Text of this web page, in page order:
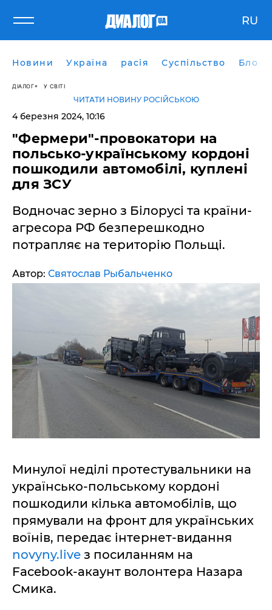
RU
Новини Україна расія Суспільство Блоги
ДІАЛОГ У СВІТІ
ЧИТАТИ НОВИНУ РОСІЙСЬКОЮ
4 березня 2024, 10:16
"Фермери"-провокатори на
польсько-українському кордоні
пошкодили автомобілі, куплені
для ЗСУ
Водночас зерно з Білорусі та країни-
агресора РФ безперешкодно
потрапляє на територію Польщі.
Автор: Святослав Рыбальченко
Минулої неділі протестувальники на
українсько-польському кордоні
пошкодили кілька автомобілів, що
прямували на фронт для українських
воїнів, передає інтернет-видання
novyny.live з посиланням на
Facebook-акаунт волонтера Назара
Смика.